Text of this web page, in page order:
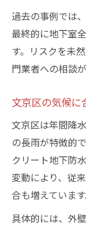
過去の事例では
最終的に地下室
す。リスクを未
門業者への相談
文京区の気候に
文京区は年間降
の長雨が特徴的
クリート地下防
変動により、従
合も増えています
具体的には、外